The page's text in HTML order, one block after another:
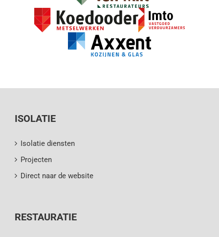
ISOLATIE
Isolatie diensten
Projecten
Direct naar de website
RESTAURATIE